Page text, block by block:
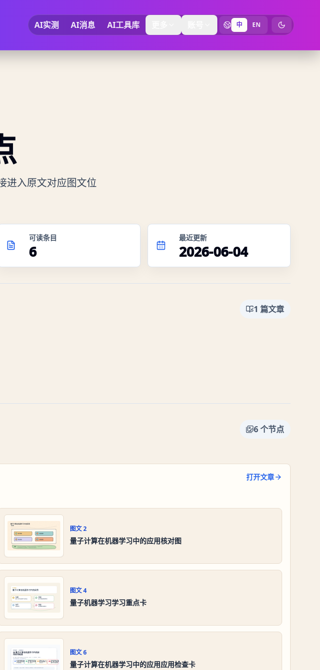
AI实测 AI消息 AI工具库 中 EN 切换为暗黑
进入原文对应图文位
可读条目
6
最近更新
2026-06-04
1 篇文章
6个节点
打开文章
图文2
量子计算在机器学习中的应用核对图
图文4
量子机器学习学习重点卡
图文6
量子计算在机器学习中的应用应用检查卡